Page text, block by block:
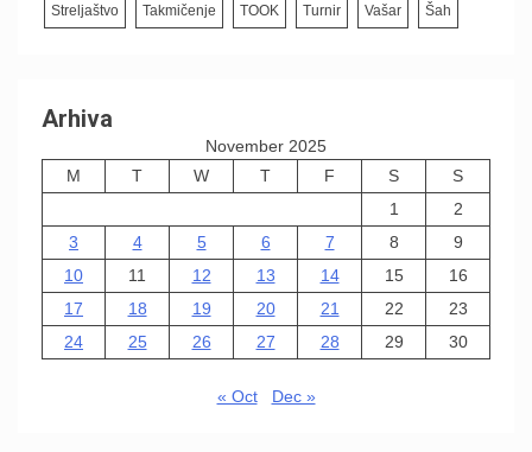
Streljaštvo Takmičenje TOOK Turnir Vašar Šah
Arhiva
November 2025
M
T W T F S
S
1
2
3
4 5 6 7 8
9
10
11 12 13 14 15
16
17
18 19 20 21 22
23
24
25 26 27 28 29 30
« Oct Dec »